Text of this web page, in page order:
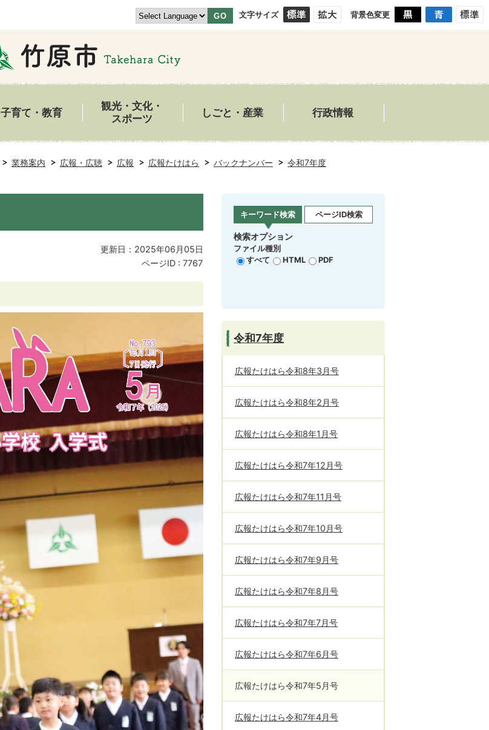
GO 文字サイズ 背景色変更
子育て・教育
観光・文化・
スポーツ
しごと・産業 行政情報
業務案内 広報・広聴 広報 広報たけはら バックナンバー
令和7年度
更新日：2025年06月05日
ページID : 7767
キーワード検索 ページID検索
検索オプション
ファイル種別
すべて
HTML PDF
令和7年度
広報たけはら令和8年3月号
広報たけはら令和8年2月号
広報たけはら令和8年1月号
広報たけはら令和7年12月号
広報たけはら令和7年11月号
広報たけはら令和7年10月号
広報たけはら令和7年9月号
広報たけはら令和7年8月号
広報たけはら令和7年7月号
広報たけはら令和7年6月号
広報たけはら令和7年5月号
広報たけはら令和7年4月号